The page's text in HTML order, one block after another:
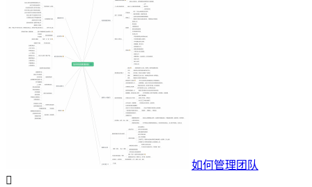
如何管理团队
